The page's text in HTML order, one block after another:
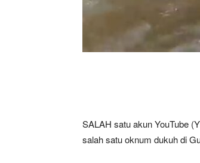
SALAH satu akun YouTube
salah satu oknum dukuh di